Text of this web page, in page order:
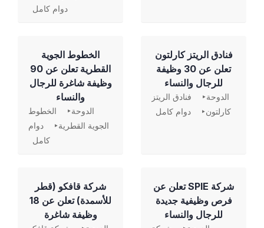
دوام كامل
فنادق الريتز كارلتون
تعلن عن 30 وظيفة
للرجال والنساء
الدوحة
فنادق الريتز
كارلتون
دوام كامل
الخطوط الجوية
القطرية تعلن عن 90
وظيفة شاغرة للرجال
والنساء
الدوحة
الخطوط
الجوية القطرية
دوام
كامل
شركة SPIE تعلن عن
فرص وظيفية جديدة
للرجال والنساء
شركة قافكو (قطر
للأسمدة) تعلن عن 18
وظيفة شاغرة